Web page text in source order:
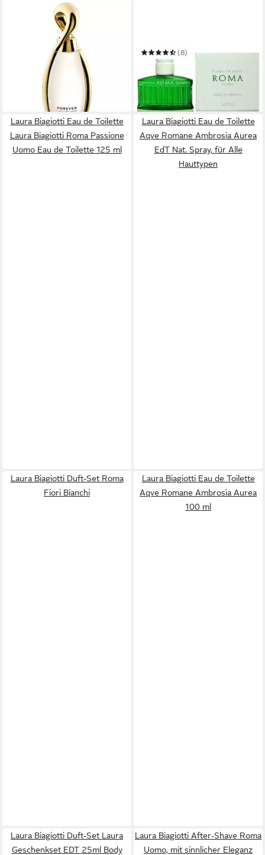
LAURA BIAGIOTTI
Eau de Parfum Forever Gold
(440,67 €/ 1 l)
lieferbar in 3 Wochen
(8)
ab 40,18 €
(32,14 €/ 100 ml)
-60%
in 5-6 Werktagen bei dir
Laura Biagiotti Eau de Toilette
Laura Biagiotti Roma Passione
Uomo Eau de Toilette 125 ml
Laura Biagiotti Eau de Toilette
Aqve Romane Ambrosia Aurea
EdT Nat. Spray, für Alle
Hauttypen
Laura Biagiotti Duft-Set Roma
Fiori Bianchi
Laura Biagiotti Eau de Toilette
Aqve Romane Ambrosia Aurea
100 ml
Laura Biagiotti Duft-Set Laura
Geschenkset EDT 25ml Body
Laura Biagiotti After-Shave Roma
Uomo, mit sinnlicher Eleganz